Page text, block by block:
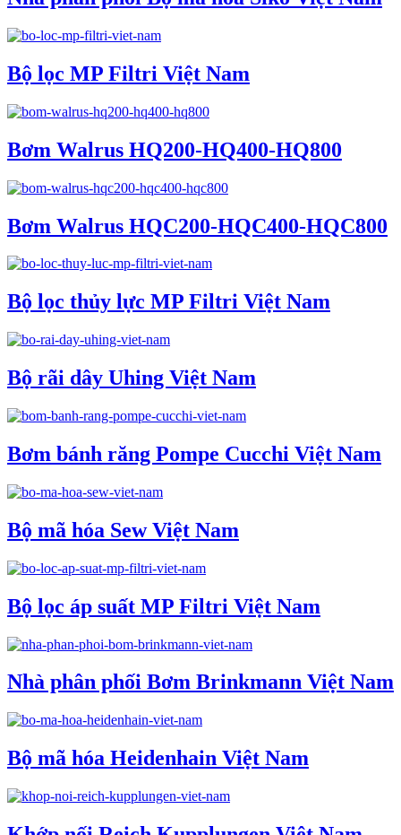
Bộ lọc MP Filtri Việt Nam
Bơm Walrus HQ200-HQ400-HQ800
Bơm Walrus HQC200-HQC400-HQC800
Bộ lọc thủy lực MP Filtri Việt Nam
Bộ rãi dây Uhing Việt Nam
Bơm bánh răng Pompe Cucchi Việt Nam
Bộ mã hóa Sew Việt Nam
Bộ lọc áp suất MP Filtri Việt Nam
Nhà phân phối Bơm Brinkmann Việt Nam
Bộ mã hóa Heidenhain Việt Nam